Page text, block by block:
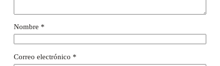
Nombre *
Correo electrónico *